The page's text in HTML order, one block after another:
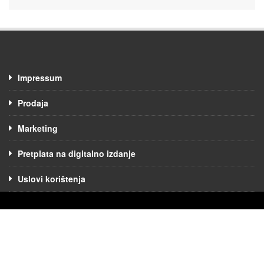
Impressum
Prodaja
Marketing
Pretplata na digitalno izdanje
Uslovi korištenja